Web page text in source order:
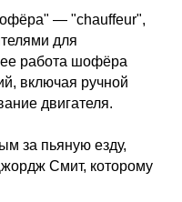
— "chauffeur",
для
работа шофёра
включая ручной
двигателя.
за пьяную езду,
Смит, которому